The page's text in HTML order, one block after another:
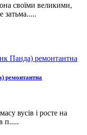
своїми великими,
затьма.....
ремонтантна
вусів і росте на
п.....